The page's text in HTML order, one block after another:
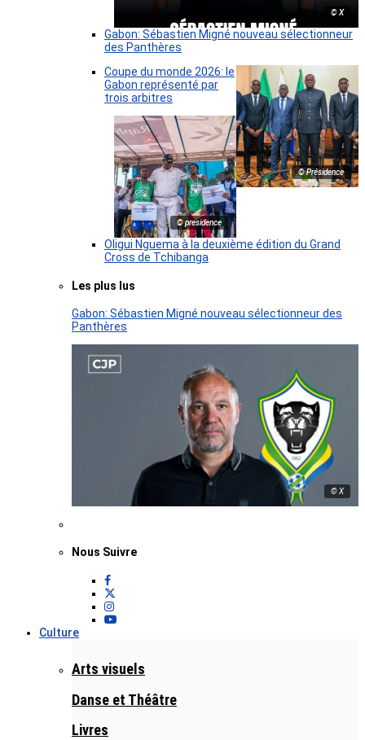
© X
Gabon: Sébastien Migné nouveau sélectionneur
des Panthères
© Présidence
Coupe du monde 2026: le
Gabon représenté par
trois arbitres
© presidence
Oligui Nguema à la deuxième édition du Grand
Cross de Tchibanga
Les plus lus
Gabon: Sébastien Migné nouveau sélectionneur des
Panthères
© X
Nous Suivre
Culture
Arts visuels
Danse et Théâtre
Livres